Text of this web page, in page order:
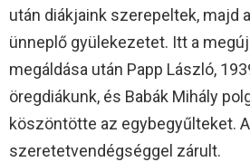
után diákjaink szerepeltek, majd
ünneplő gyülekezetet. Itt a
megáldása után Papp László,
öregdiákunk, és Babák Mihály
köszöntötte az egybegyűlteket.
szeretetvendégséggel zárult.